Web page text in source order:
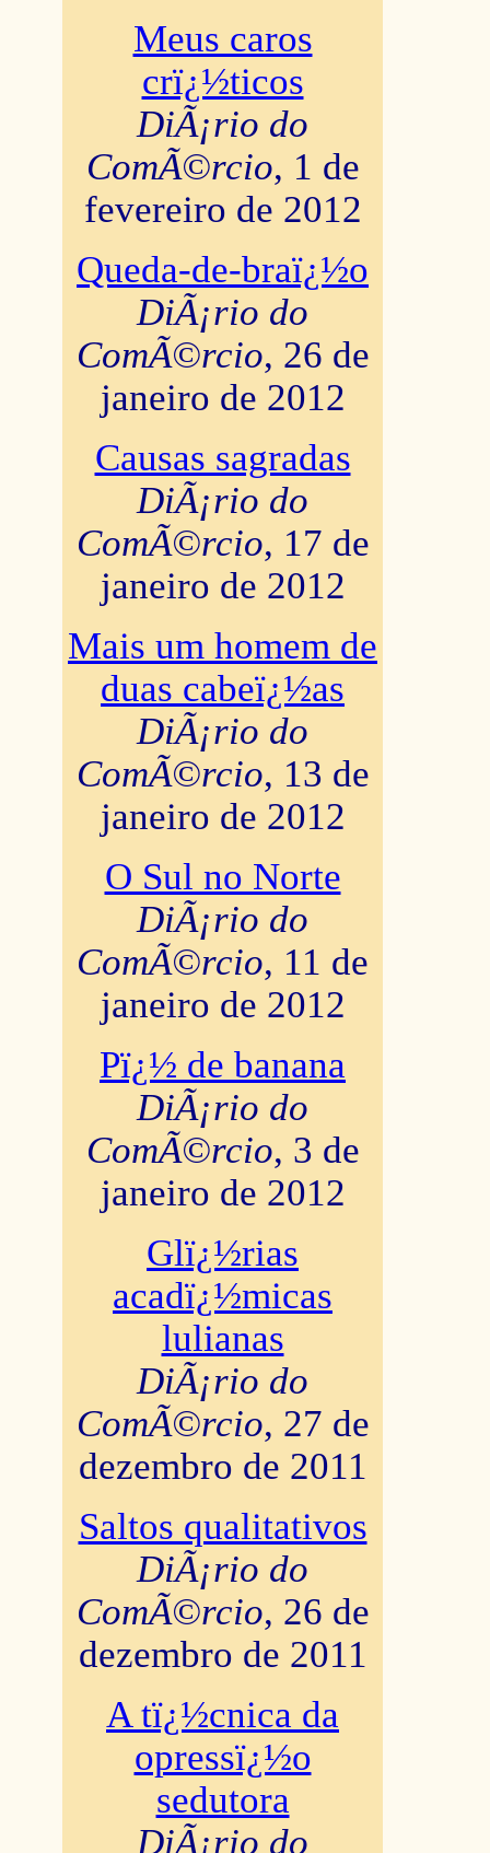
Meus caros
crï¿½ticos
DiÃ¡rio do
ComÃ©rcio, 1 de
fevereiro de 2012
Queda-de-braï¿½o
DiÃ¡rio do
ComÃ©rcio, 26 de
janeiro de 2012
Causas sagradas
DiÃ¡rio do
ComÃ©rcio, 17 de
janeiro de 2012
Mais um homem de
duas cabeï¿½as
DiÃ¡rio do
ComÃ©rcio, 13 de
janeiro de 2012
O Sul no Norte
DiÃ¡rio do
ComÃ©rcio, 11 de
janeiro de 2012
Pï¿½ de banana
DiÃ¡rio do
ComÃ©rcio, 3 de
janeiro de 2012
Glï¿½rias
acadï¿½micas
lulianas
DiÃ¡rio do
ComÃ©rcio, 27 de
dezembro de 2011
Saltos qualitativos
DiÃ¡rio do
ComÃ©rcio, 26 de
dezembro de 2011
A tï¿½cnica da
opressï¿½o
sedutora
DiÃ¡rio do